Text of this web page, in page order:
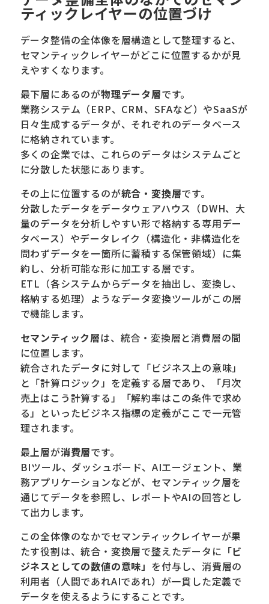
ティックレイヤーの位置づけ
データ整備の全体像を層構造として整理すると、
セマンティックレイヤーがどこに位置するかが見
えやすくなります。
最下層にあるのが物理データ層です。
業務システム（ERP、CRM、SFAなど）やSaaSが
日々生成するデータが、それぞれのデータベース
に格納されています。
多くの企業では、これらのデータはシステムごと
に分散した状態にあります。
その上に位置するのが統合・変換層です。
分散したデータをデータウェアハウス（DWH、大
量のデータを分析しやすい形で格納する専用デー
タベース）やデータレイク（構造化・非構造化を
問わずデータを一箇所に蓄積する保管領域）に集
約し、分析可能な形に加工する層です。
ETL（各システムからデータを抽出し、変換し、
格納する処理）ようなデータ変換ツールがこの層
で機能します。
セマンティック層は、統合・変換層と消費層の間
に位置します。
統合されたデータに対して「ビジネス上の意味」
と「計算ロジック」を定義する層であり、「月次
売上はこう計算する」「解約率はこの条件で求め
る」といったビジネス指標の定義がここで一元管
理されます。
最上層が消費層です。
BIツール、ダッシュボード、AIエージェント、業
務アプリケーションなどが、セマンティック層を
通じてデータを参照し、レポートやAIの回答とし
て出力します。
この全体像のなかでセマンティックレイヤーが果
たす役割は、統合・変換層で整えたデータに 「ビ
ジネスとしての数値の意味」 を付与し、消費層の
利用者（人間であれAIであれ）が一貫した定義で
データを使えるようにすることです。